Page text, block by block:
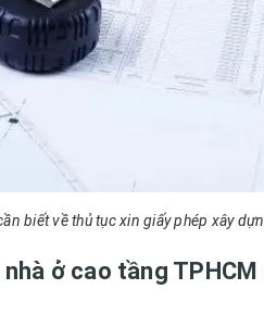
biết về thủ tục xin giấy phép xây
ở cao tầng